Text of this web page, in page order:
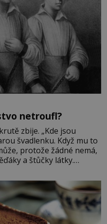
netroufl?
zbije. „Kde jsou
švadlenku. Když mu to
protože žádné nemá,
a štůčky látky.
dlouho po jeho smrti